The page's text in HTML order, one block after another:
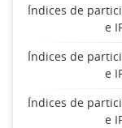
Índices de
e
Índices de
e
Índices de
e